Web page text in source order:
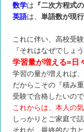
数学は 『二次方程式
英語は、 単語数が現
これに伴い、高校受
『それはなぜでしょう
学習量が増える=日
学習の量が増えれば
だからこその『積み重
受験で合格したいの
これからは、本人の
しっかりとご家庭で
それが、最終的な力